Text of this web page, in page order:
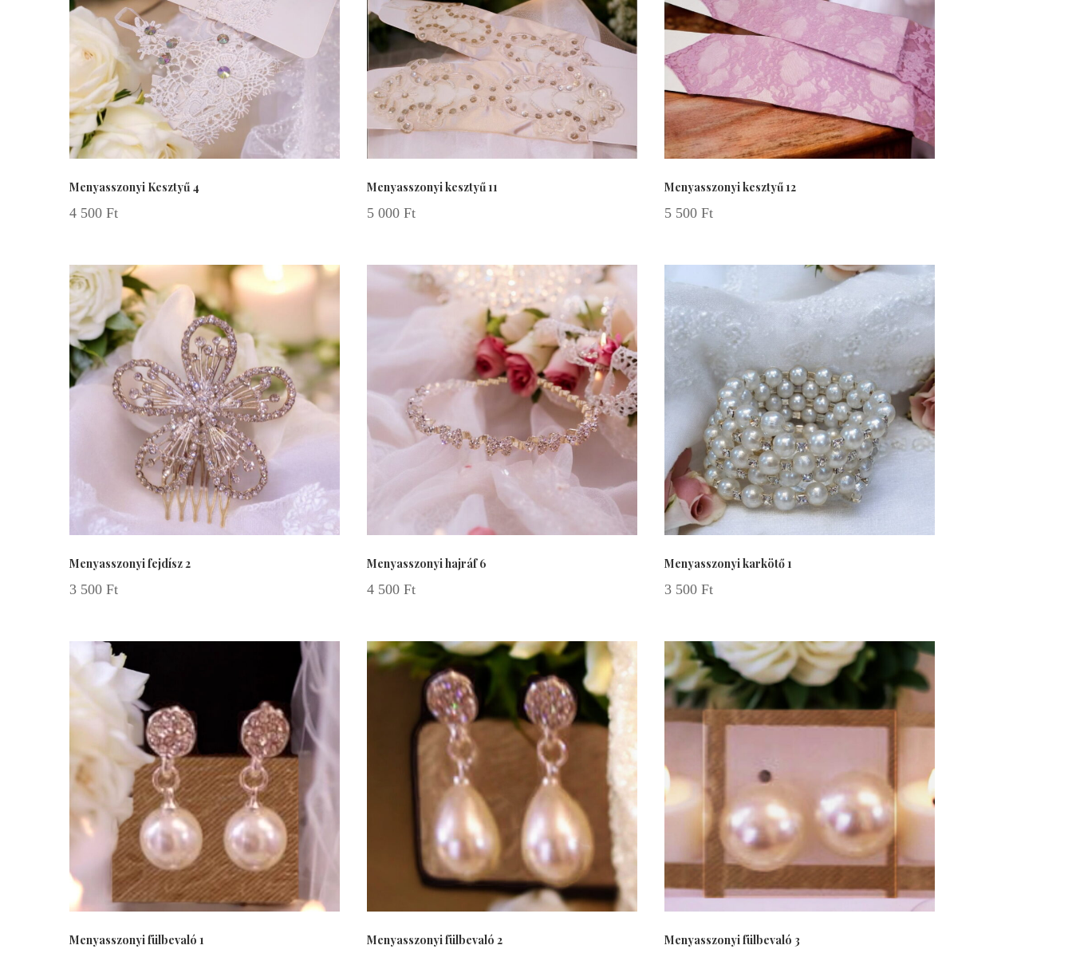
Menyasszonyi Kesztyű 4
4 500 Ft
Menyasszonyi kesztyű 11
5 000 Ft
Menyasszonyi kesztyű 12
5 500 Ft
Menyasszonyi fejdísz 2
3 500 Ft
Menyasszonyi hajráf 6
4 500 Ft
Menyasszonyi karkötő 1
3 500 Ft
Menyasszonyi fülbevaló 1 Menyasszonyi fülbevaló 2 Menyasszonyi fülbevaló 3